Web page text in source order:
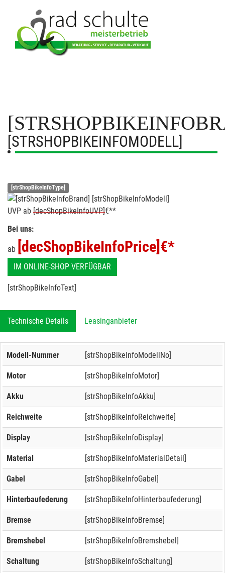
[STRSHOPBIKEINFOMODELL]
[strShopBikeInfoType]
UVP ab [decShopBikeInfoUVP]€**
Bei uns:
ab [decShopBikeInfoPrice] €*
IM ONLINE-SHOP VERFÜGBAR
[strShopBikeInfoText]
Technische Details Leasinganbieter
Modell-Nummer [strShopBikeInfoModellNo]
Motor [strShopBikeInfoMotor]
Akku [strShopBikeInfoAkku]
Reichweite [strShopBikeInfoReichweite]
Display [strShopBikeInfoDisplay]
Material [strShopBikeInfoMaterialDetail]
Gabel [strShopBikeInfoGabel]
Hinterbaufederung [strShopBikeInfoHinterbaufederung]
Bremse [strShopBikeInfoBremse]
Bremshebel [strShopBikeInfoBremshebel]
Schaltung [strShopBikeInfoSchaltung]